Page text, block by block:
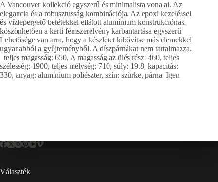
A Vancouver kollekció egyszerű és minimalista vonalai. Az
elegancia és a robusztusság kombinációja. Az epoxi kezeléssel
és vízlepergető betétekkel ellátott alumínium konstrukciónak
köszönhetően a kerti fémszerelvény karbantartása egyszerű.
Lehetősége van arra, hogy a készletet kibővítse más elemekkel
ugyanabból a gyűjteményből. A díszpárnákat nem tartalmazza.
teljes magasság: 650, A magasság az ülés rész: 460, teljes
szélesség: 1900, teljes mélység: 710, súly: 19.8, kapacitás:
330, anyag: alumínium poliészter, szín: szürke, párna: Igen
Választék